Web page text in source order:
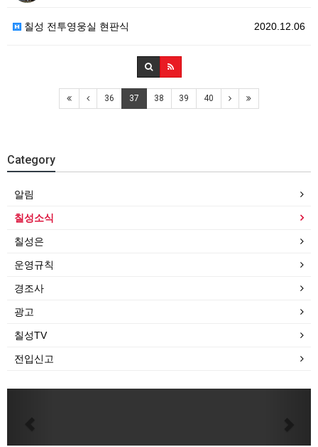
2020.12.06
칠성 전투영웅실 현판식
36 37 38 39 40
Category
알림
칠성소식
칠성은
운영규칙
경조사
광고
칠성TV
전입신고